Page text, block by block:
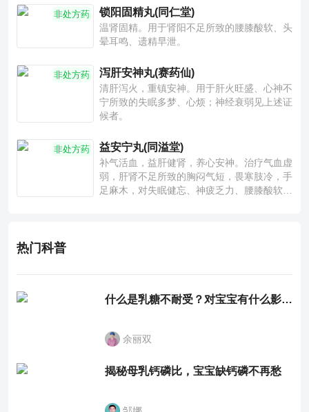
非处方药 锁阳固精丸(同仁堂)
温肾固精。用于肾阳不足所致的腰膝酸软、头
晕耳鸣、遗精早泄。
非处方药 泻肝安神丸(赛药仙)
清肝泻火，重镇安神。用于肝火旺盛、心神不
宁所致的失眠多梦、心烦；神经衰弱见上述证
候者。
非处方药 益安宁丸(同溢堂)
补气活血，益肝健肾，养心安神。治疗气血虚
弱，肝肾不足所致的胸闷气短，畏寒肢冷，手
足麻木，对失眠健忘、神疲乏力、腰膝酸软也
热门科普
什么是乳糖不耐受？对宝宝有什么影响？
余丽双
揭秘母乳钙磷比，宝宝缺钙磷不再愁